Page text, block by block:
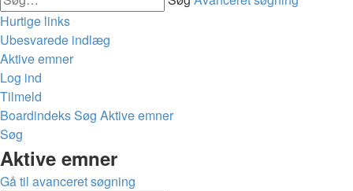
Hurtige links
Ubesvarede indlæg
Aktive emner
Log ind
Tilmeld
BoardindeksSøg Aktive emner
Søg
Aktive emner
Gå til avanceret søgning